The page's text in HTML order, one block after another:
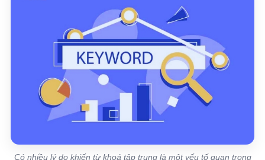
Có nhiều lý do khiến từ khoá tập trung là một yếu tố quan trọng